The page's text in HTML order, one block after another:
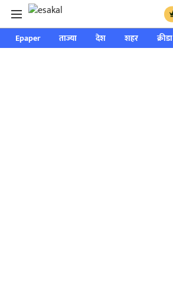
Epaper ताज्या देश शहर क्रीडा